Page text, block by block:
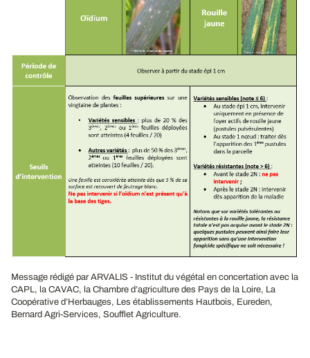
Message rédigé par ARVALIS - Institut du végétal en concertation avec la
CAPL, la CAVAC, la Chambre d’agriculture des Pays de la Loire, La
Coopérative d’Herbauges, Les établissements Hautbois, Eureden,
Bernard Agri-Services, Soufflet Agriculture.